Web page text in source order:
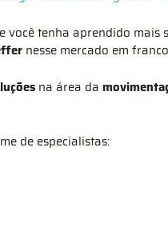
você tenha aprendido
nesse mercado em
na área da
de especialistas: